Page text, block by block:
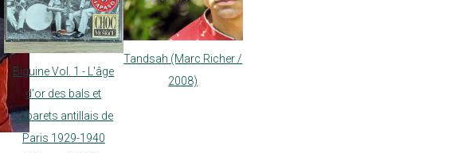
Biguine Vol. 1 - L'âge
d'or des bals et
cabarets antillais de
Paris 1929-1940
Tandsah (Marc Richer /
2008)